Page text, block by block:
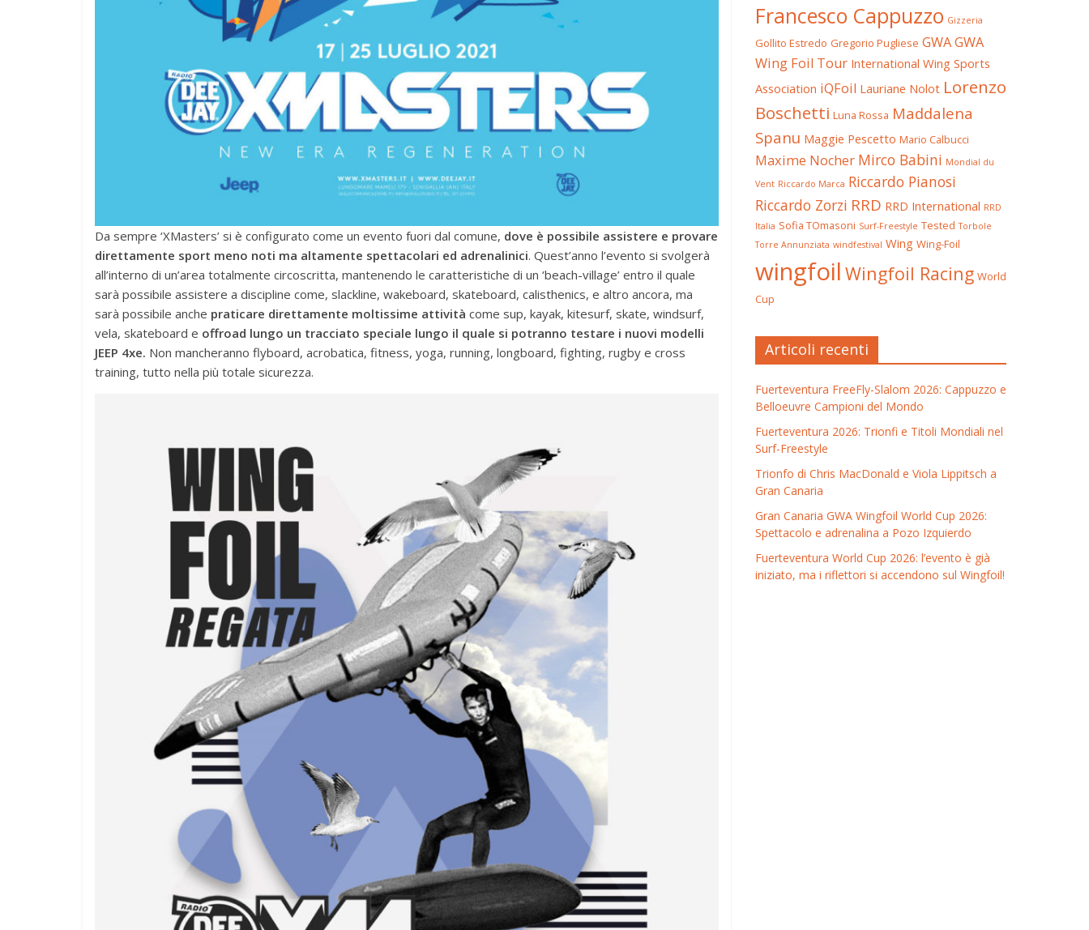
Da sempre ‘XMasters’ si è configurato come un evento fuori dal comune, dove è possibile assistere e provare
direttamente sport meno noti ma altamente spettacolari ed adrenalinici. Quest’anno l’evento si svolgerà
all’interno di un’area totalmente circoscritta, mantenendo le caratteristiche di un ‘beach-village’ entro il quale
sarà possibile assistere a discipline come, slackline, wakeboard, skateboard, calisthenics, e altro ancora, ma
sarà possibile anche praticare direttamente moltissime attività come sup, kayak, kitesurf, skate, windsurf,
vela, skateboard e offroad lungo un tracciato speciale lungo il quale si potranno testare i nuovi modelli
JEEP 4xe. Non mancheranno flyboard, acrobatica, fitness, yoga, running, longboard, fighting, rugby e cross
training, tutto nella più totale sicurezza.
Francesco Cappuzzo Gizzeria
Gollito Estredo Gregorio Pugliese GWAGWA
Wing Foil Tour International Wing Sports
Association iQFoil Lauriane Nolot Lorenzo
Boschetti Luna Rossa Maddalena
Spanu Maggie Pescetto Mario Calbucci
Maxime Nocher Mirco Babini Mondial du
Vent Riccardo Marca Riccardo Pianosi
Riccardo Zorzi RRD RRD International RRD
Italia Sofia TOmasoni Surf-Freestyle Tested Torbole
Torre Annunziata windfestival Wing Wing-Foil
wingfoil Wingfoil Racing World
Cup
Articoli recenti
Fuerteventura FreeFly-Slalom 2026: Cappuzzo e
Belloeuvre Campioni del Mondo
Fuerteventura 2026: Trionfi e Titoli Mondiali nel
Surf-Freestyle
Trionfo di Chris MacDonald e Viola Lippitsch a
Gran Canaria
Gran Canaria GWA Wingfoil World Cup 2026:
Spettacolo e adrenalina a Pozo Izquierdo
Fuerteventura World Cup 2026: l’evento è già
iniziato, ma i riflettori si accendono sul Wingfoil!